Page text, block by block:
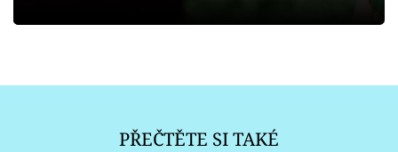
PŘEČTĚTE SI TAKÉ